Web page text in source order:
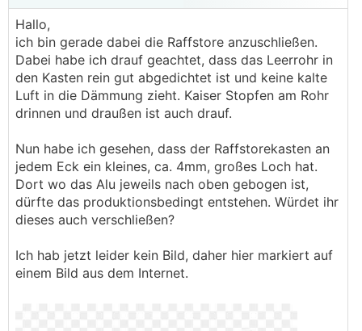
Hallo,
ich bin gerade dabei die Raffstore anzuschließen.
Dabei habe ich drauf geachtet, dass das Leerrohr in
den Kasten rein gut abgedichtet ist und keine kalte
Luft in die Dämmung zieht. Kaiser Stopfen am Rohr
drinnen und draußen ist auch drauf.
Nun habe ich gesehen, dass der Raffstorekasten an
jedem Eck ein kleines, ca. 4mm, großes Loch hat.
Dort wo das Alu jeweils nach oben gebogen ist,
dürfte das produktionsbedingt entstehen. Würdet ihr
dieses auch verschließen?
Ich hab jetzt leider kein Bild, daher hier markiert auf
einem Bild aus dem Internet.